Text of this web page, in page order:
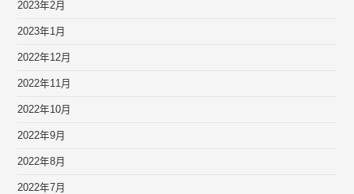
2023年2月
2023年1月
2022年12月
2022年11月
2022年10月
2022年9月
2022年8月
2022年7月